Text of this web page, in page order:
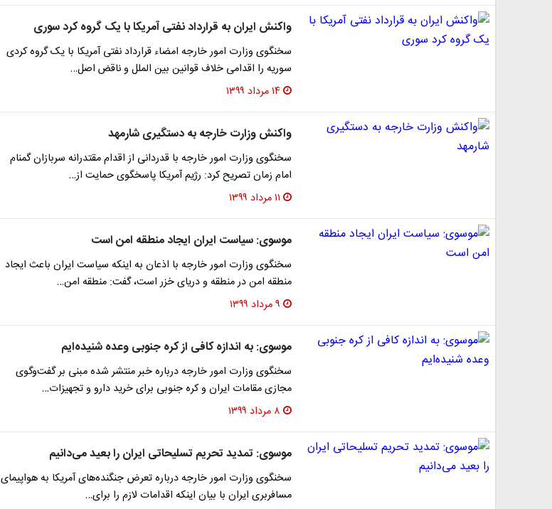
واکنش ایران به قرارداد نفتی آمریکا با یک گروه کرد سوری
سخنگوی وزارت امور خارجه امضاء قرارداد نفتی آمریکا با یک گروه کردی
سوریه را اقدامی خلاف قوانین بین الملل و ناقض اصل…
۱۴ مرداد ۱۳۹۹
واکنش وزارت خارجه به دستگیری شارمهد
سخنگوی وزارت امور خارجه با قدردانی از اقدام مقتدرانه سربازان گمنام
امام زمان تصریح کرد: رژیم آمریکا پاسخگوی حمایت از…
۱۱ مرداد ۱۳۹۹
موسوی: سیاست ایران ایجاد منطقه امن است
سخنگوی وزارت امور خارجه با اذعان به اینکه سیاست ایران باعث ایجاد
منطقه امن در منطقه و دریای خزر است، گفت: منطقه امن…
۹ مرداد ۱۳۹۹
موسوی: به اندازه کافی از کره جنوبی وعده‌ شنیده‌ایم
سخنگوی وزارت امور خارجه درباره خبر منتشر شده مبنی بر گفت‌وگوی
مجازی مقامات ایران و کره جنوبی برای خرید دارو و تجهیزات…
۸ مرداد ۱۳۹۹
موسوی: تمدید تحریم تسلیحاتی ایران را بعید می‌دانیم
سخنگوی وزارت امور خارجه درباره تعرض جنگنده‌های آمریکا به هواپیمای
مسافربری ایران با بیان اینکه اقدامات لازم را برای…